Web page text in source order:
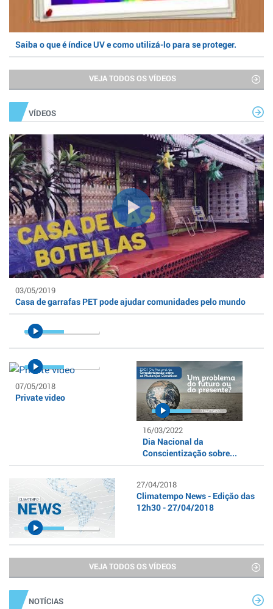
Saiba o que é índice UV e como utilizá-lo para se proteger.
VEJA TODOS OS VÍDEOS
VÍDEOS
03/05/2019
Casa de garrafas PET pode ajudar comunidades pelo mundo
07/05/2018
Private video
16/03/2022
Dia Nacional da
Conscientização sobre...
27/04/2018
Climatempo News - Edição das
12h30 - 27/04/2018
VEJA TODOS OS VÍDEOS
NOTÍCIAS